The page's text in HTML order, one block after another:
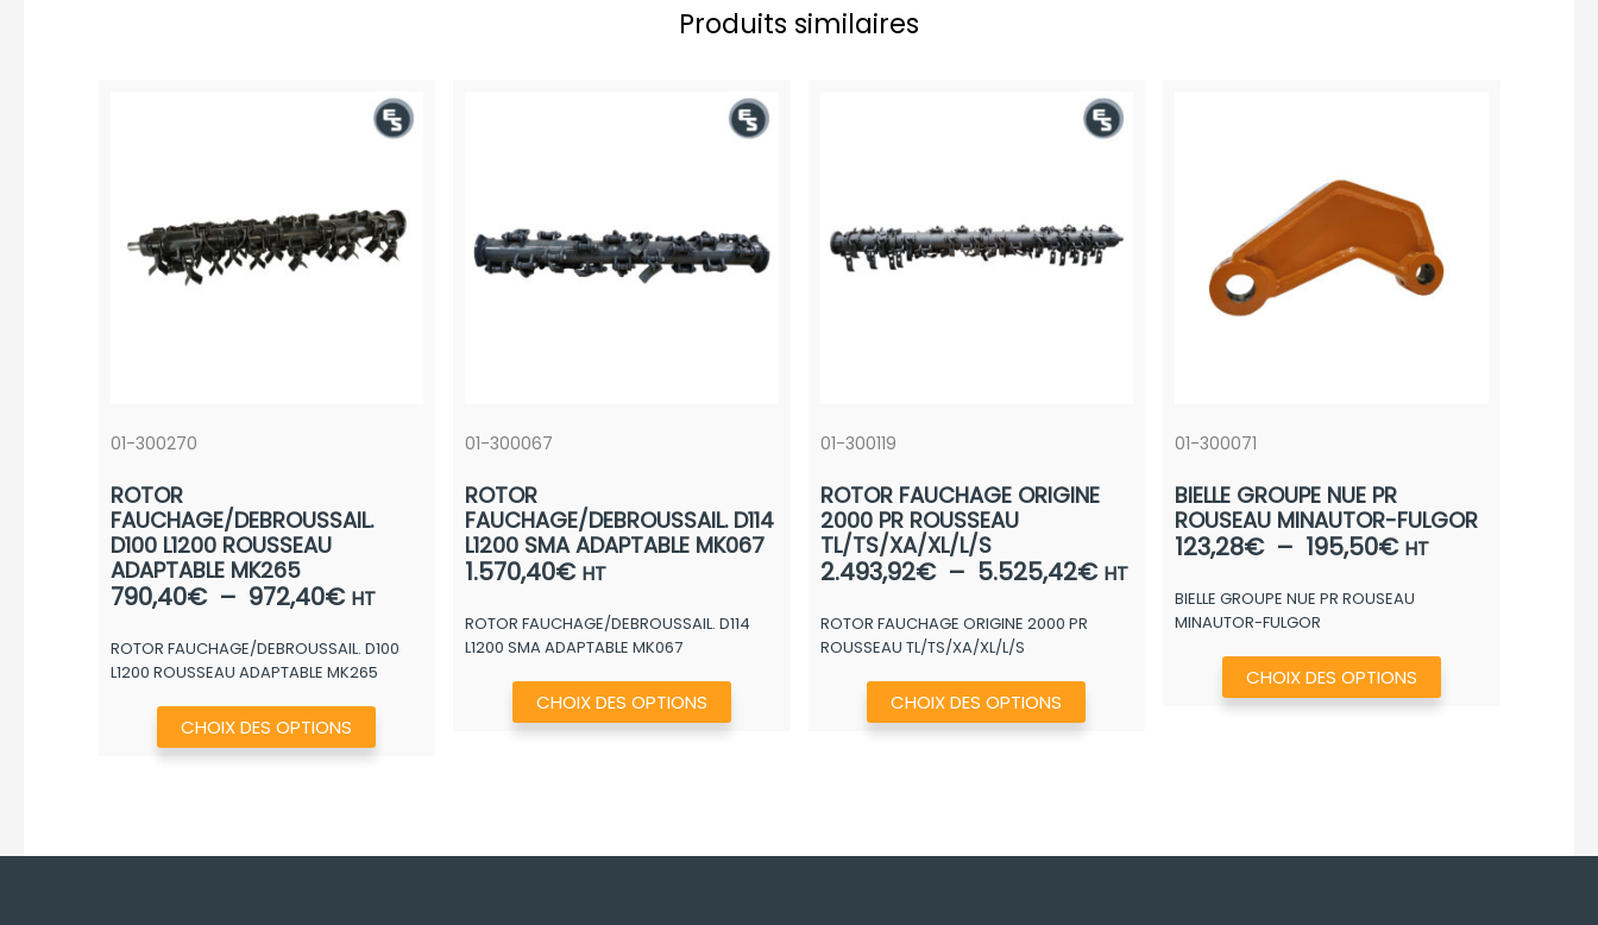
Produits similaires
01-300270
ROTOR
FAUCHAGE/DEBROUSSAIL.
D100 L1200 ROUSSEAU
ADAPTABLE MK265
790,40€ – 972,40€Plage
prix :
790,40€
à
972,40€
HT
ROTOR FAUCHAGE/DEBROUSSAIL. D100
L1200 ROUSSEAU ADAPTABLE MK265
CHOIX DES OPTIONS
Ce
produit
01-300067
ROTOR
FAUCHAGE/DEBROUSSAIL. D114
L1200 SMA ADAPTABLE MK067
1.570,40€ HT
ROTOR FAUCHAGE/DEBROUSSAIL. D114
L1200 SMA ADAPTABLE MK067
CHOIX DES OPTIONS
Ce
produit
01-300119
ROTOR FAUCHAGE ORIGINE
2000 PR ROUSSEAU
TL/TS/XA/XL/L/S
2.493,92€ – 5.525,42€Plage
HT
ROTOR FAUCHAGE ORIGINE 2000 PR
ROUSSEAU TL/TS/XA/XL/L/S
CHOIX DES OPTIONS
Ce
produit
01-300071
BIELLE GROUPE NUE PR
ROUSEAU MINAUTOR-FULGOR
123,28€ – 195,50€Plage
prix :
à
195,50€
HT
BIELLE GROUPE NUE PR ROUSEAU
MINAUTOR-FULGOR
CHOIX DES OPTIONS
Ce
produit
options